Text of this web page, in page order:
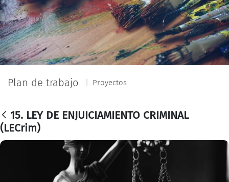
Plan de trabajo Proyectos
15. LEY DE ENJUICIAMIENTO CRIMINAL
(LECrim)